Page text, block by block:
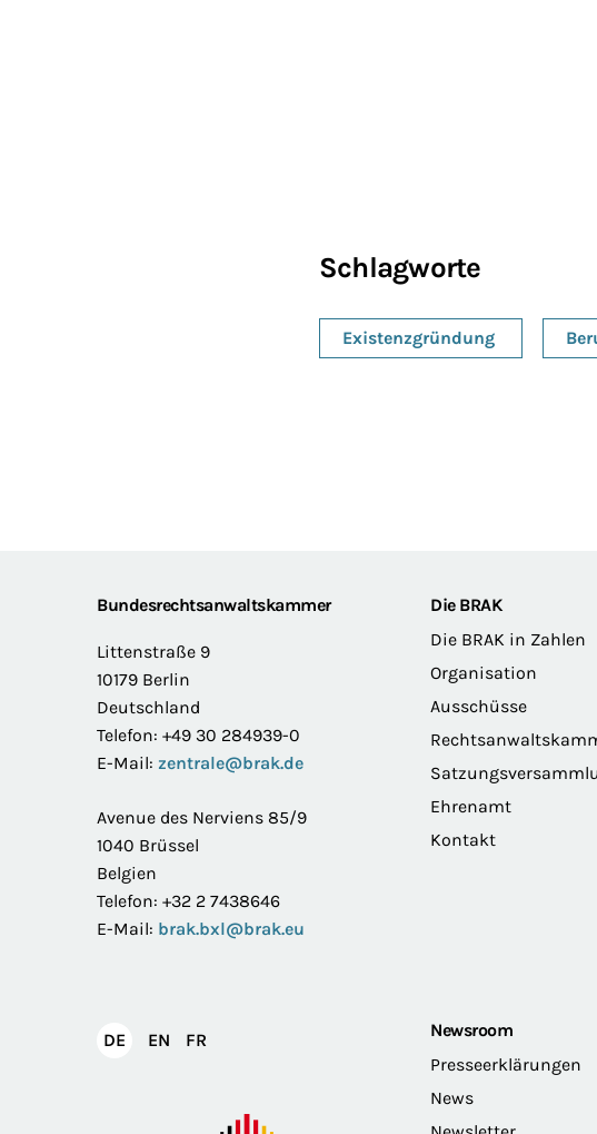
Schlagworte
Existenzgründung
FooterBundesrechtsanwaltskammer
Littenstraße 9
10179 Berlin
Deutschland
Telefon: +49 30 284939-0
E-Mail: zentrale@brak.de
Avenue des Nerviens 85/9
1040 Brüssel
Belgien
Telefon: +32 2 7438646
E-Mail: brak.bxl@brak.eu
Die BRAK
Die BRAK in Zahlen
Organisation
Ausschüsse
Ehrenamt
Kontakt
DEDeutsch
EN English
FR
Newsroom
Presseerklärungen
News